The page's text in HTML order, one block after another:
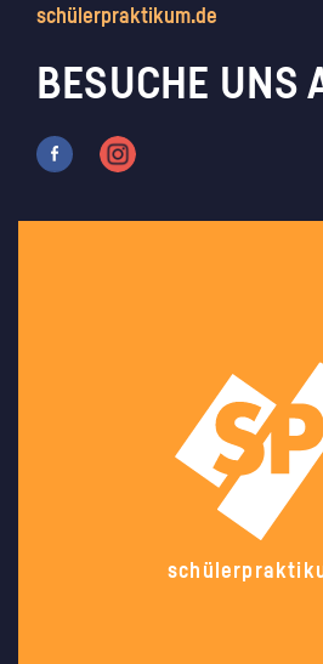
schülerpraktikum.de
BESUCHE UNS